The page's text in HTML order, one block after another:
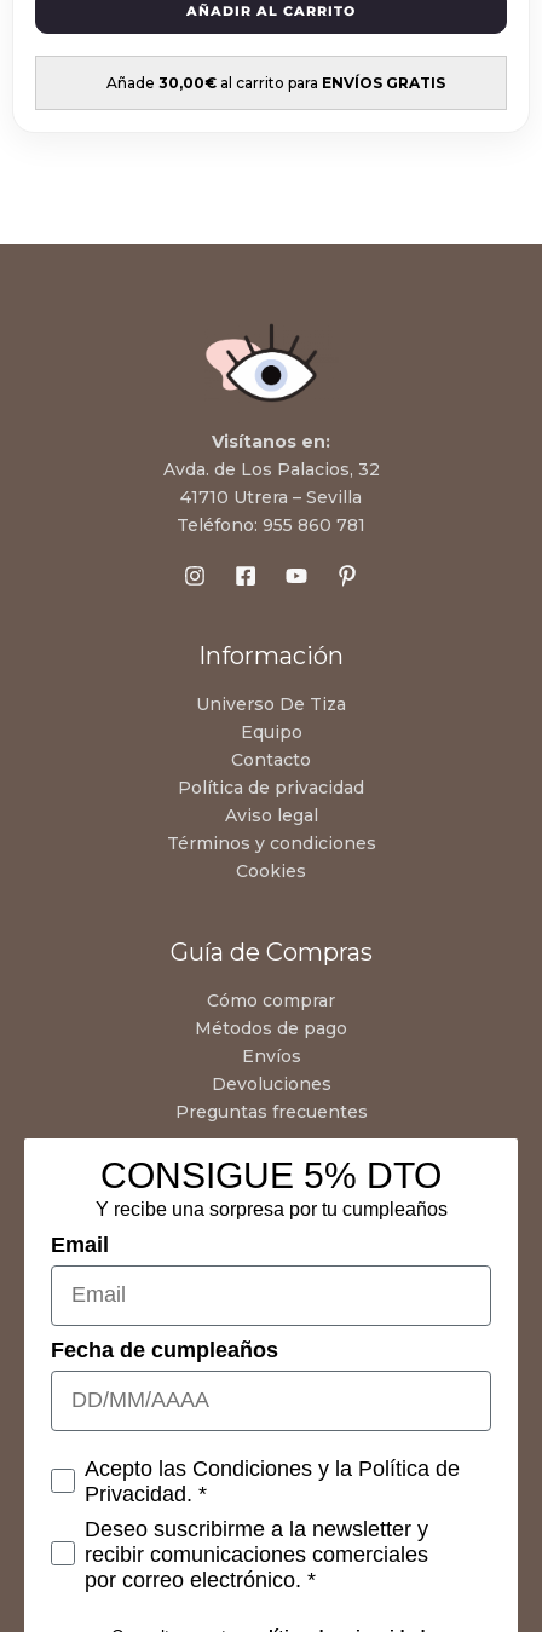
AÑADIR AL CARRITO
Añade 30,00€ al carrito para ENVÍOS GRATIS
Visítanos en:
Avda. de Los Palacios, 32
41710 Utrera – Sevilla
Teléfono: 955 860 781
Información
Universo De Tiza
Equipo
Contacto
Política de privacidad
Aviso legal
Términos y condiciones
Cookies
Guía de Compras
Cómo comprar
Métodos de pago
Envíos
Devoluciones
Preguntas frecuentes
CONSIGUE 5% DTO
Y recibe una sorpresa por tu cumpleaños
Email
Fecha de cumpleaños
Consetimientos
Acepto las Condiciones y la Política de
Privacidad. *
Deseo suscribirme a la newsletter y
recibir comunicaciones comerciales
por correo electrónico. *